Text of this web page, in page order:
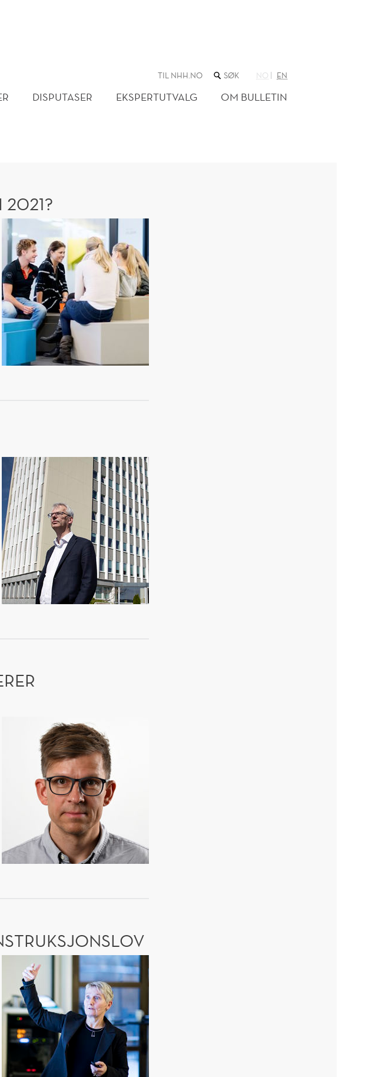
TIL NHH.NO SØK
NETTSTEDET
NO EN
DISPUTASER EKSPERTUTVALG OM BULLETIN
2021?
Vil
du
bli
NHH-
student
i
2021?
Vi
er
beredskap
Harding
vurderer
koronatiltakene
Thorburn
ny
rekonstruksjonslov